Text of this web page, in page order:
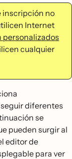
inscripción no
Internet
cualquier
diferentes
se
pueden surgir al
editor de
para ver